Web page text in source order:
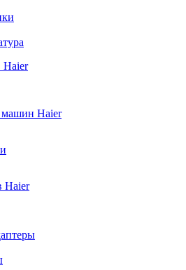
Haier
машин Haier
Haier